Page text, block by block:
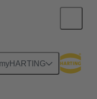
myHARTING